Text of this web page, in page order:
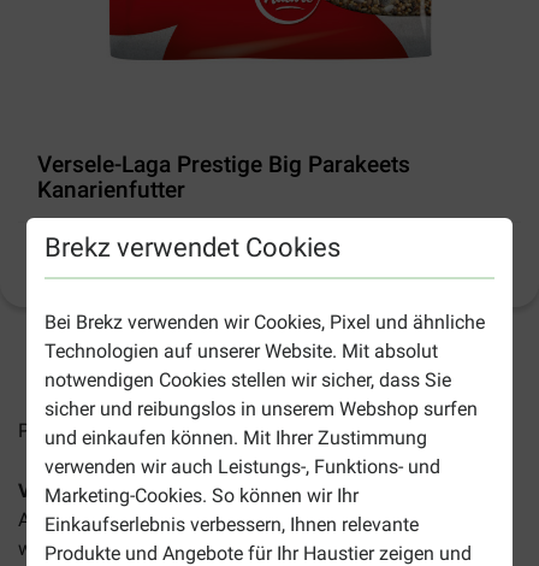
Brekz verwendet Cookies
Bei Brekz verwenden wir Cookies, Pixel und ähnliche
Technologien auf unserer Website. Mit absolut
notwendigen Cookies stellen wir sicher, dass Sie
sicher und reibungslos in unserem Webshop surfen
und einkaufen können. Mit Ihrer Zustimmung
verwenden wir auch Leistungs-, Funktions- und
Marketing-Cookies. So können wir Ihr
Einkaufserlebnis verbessern, Ihnen relevante
Produkte und Angebote für Ihr Haustier zeigen und
Versele-Laga Prestige Big Parakeets
Kanarienfutter
Produktinformation
2-4 Arbeitstage, sofern nicht anders angegeben
Preise inkl. MwSt zzgl.Versandkosten
Versele-Laga Prestige Big Parakeetsist ein köstliches
Alleinfuttermittel, das speziell für Großsittiche entwickelt
wurde.